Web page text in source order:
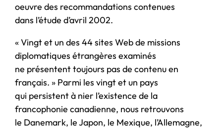
oeuvre des recommandations contenues
dans l’étude d’avril 2002.
« Vingt et un des 44 sites Web de missions
diplomatiques étrangères examinés
ne présentent toujours pas de contenu en
français. » Parmi les vingt et un pays
qui persistent à nier l’existence de la
francophonie canadienne, nous retrouvons
le Danemark, le Japon, le Mexique, l’Allemagne,